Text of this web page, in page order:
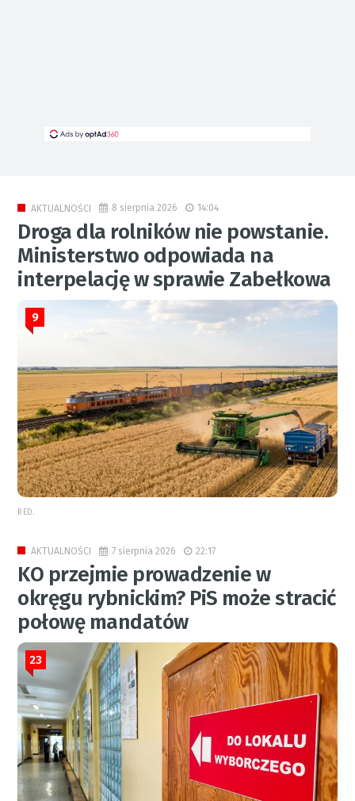
AKTUALNOŚCI 8 sierpnia 2026 14:04
Droga dla rolników nie powstanie.
Ministerstwo odpowiada na
interpelację w sprawie Zabełkowa
9
RED.
AKTUALNOŚCI 7 sierpnia 2026 22:17
KO przejmie prowadzenie w
okręgu rybnickim? PiS może stracić
połowę mandatów
23